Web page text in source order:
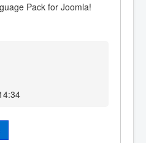
Pack for Joomla!